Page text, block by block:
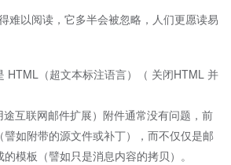
难以阅读，它多半会被忽略，人们更愿读易
HTML（超文本标注语言）（ 关闭HTML 并
互联网邮件扩展）附件通常没有问题，前
如附带的源文件或补丁），而不仅仅是邮
模板（譬如只是消息内容的拷贝）。